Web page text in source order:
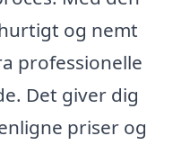
og nemt
professionelle
Det giver dig
priser og